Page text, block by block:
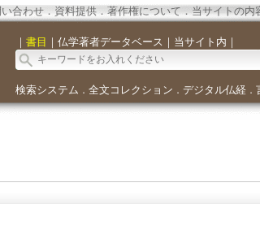
合わせ． 資料提供．著作権について．当サイトの内
｜ 書目 ｜ 仏学著者データベース ｜ 当サイト内 ｜
検索システム ． 全文コレクション ． デジタル仏経．